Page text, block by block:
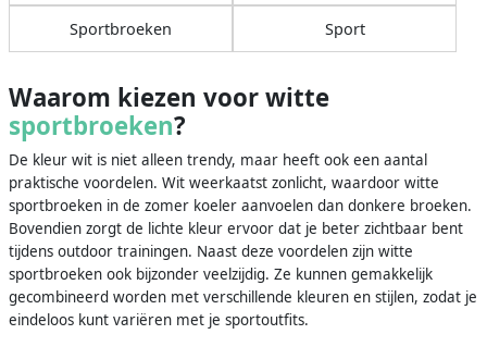
Sportbroeken Sport
Waarom kiezen voor witte
sportbroeken?
De kleur wit is niet alleen trendy, maar heeft ook een aantal
praktische voordelen. Wit weerkaatst zonlicht, waardoor witte
sportbroeken in de zomer koeler aanvoelen dan donkere broeken.
Bovendien zorgt de lichte kleur ervoor dat je beter zichtbaar bent
tijdens outdoor trainingen. Naast deze voordelen zijn witte
sportbroeken ook bijzonder veelzijdig. Ze kunnen gemakkelijk
gecombineerd worden met verschillende kleuren en stijlen, zodat je
eindeloos kunt variëren met je sportoutfits.